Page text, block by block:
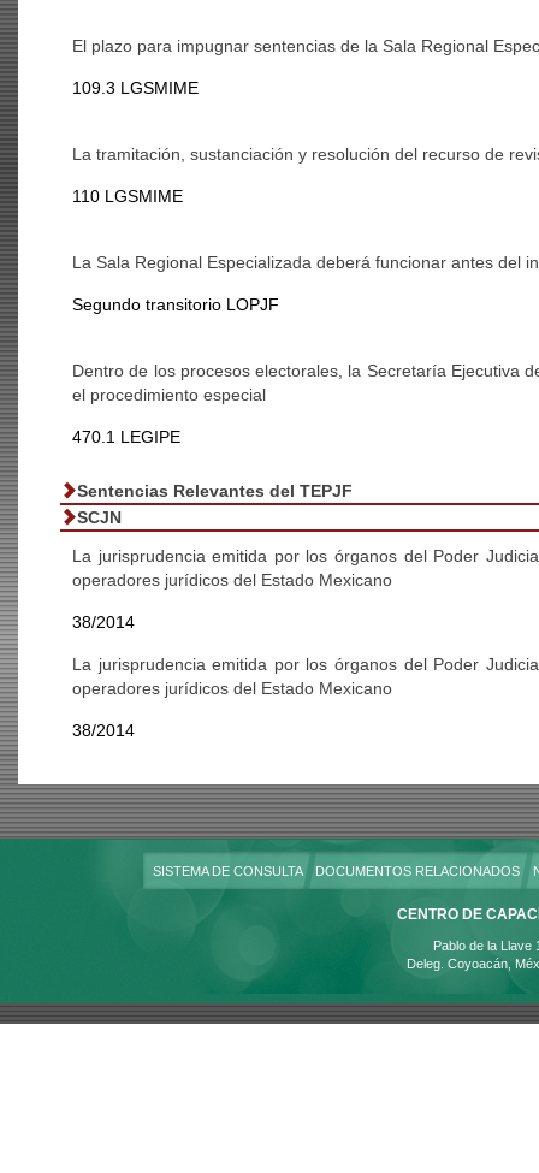
El plazo para impugnar sentencias de la Sala Regional
109.3 LGSMIME
La tramitación, sustanciación y resolución del recurso de
110 LGSMIME
La Sala Regional Especializada deberá funcionar antes del
Segundo transitorio LOPJF
Dentro de los procesos electorales, la Secretaría Ejecutiva
el procedimiento especial
470.1 LEGIPE
Sentencias Relevantes del TEPJF
SCJN
La jurisprudencia emitida por los órganos del Poder
operadores jurídicos del Estado Mexicano
38/2014
La jurisprudencia emitida por los órganos del Poder
operadores jurídicos del Estado Mexicano
38/2014
SISTEMA DE CONSULTA DOCUMENTOS RELACIONADOS
CENTRO DE
Pablo de la Llave
Deleg. Coyoacán,